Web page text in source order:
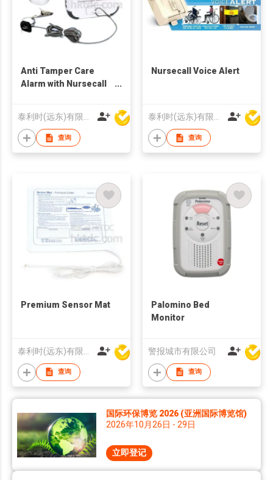
Anti Tamper Care
Alarm with Nursecall
泰利时(远东)有限公司
查询
Nursecall Voice Alert
泰利时(远东)有限公司
查询
Premium Sensor Mat
查询
Palomino Bed
Monitor
警报城市有限公司
查询
国际环保博览 2026 (亚洲国际博览馆)
2026年10月26日 - 29日
立即登记